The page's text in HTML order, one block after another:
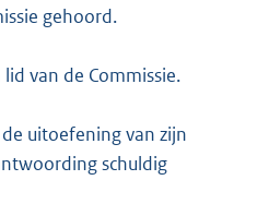
gehoord.
van de Commissie.
uitoefening van zijn
schuldig